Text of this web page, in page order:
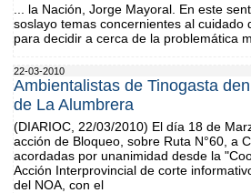
... la Nación, Jorge Mayoral. En este
soslayo temas concernientes al
para decidir a cerca de la problemática
22-03-2010
Ambientalistas de Tinogasta
de La Alumbrera
(DIARIOC, 22/03/2010) El día 18 de
acción de Bloqueo, sobre Ruta N°60, a
acordadas por unanimidad desde la
Acción Interprovincial de corte
del NOA, con el